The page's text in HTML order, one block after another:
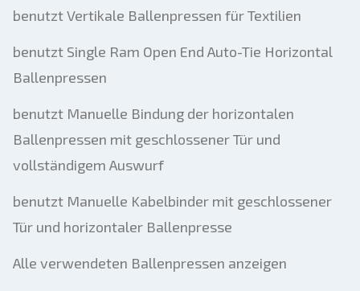
benutzt Vertikale Ballenpressen für Textilien
benutzt Single Ram Open End Auto-Tie Horizontal
Ballenpressen
benutzt Manuelle Bindung der horizontalen
Ballenpressen mit geschlossener Tür und
vollständigem Auswurf
benutzt Manuelle Kabelbinder mit geschlossener
Tür und horizontaler Ballenpresse
Alle verwendeten Ballenpressen anzeigen